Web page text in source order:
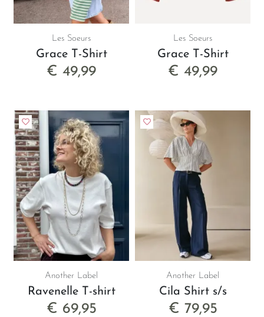
Les Soeurs
Grace T-Shirt
€ 49,99
Les Soeurs
Grace T-Shirt
€ 49,99
Another Label
Ravenelle T-shirt
€ 69,95
Another Label
Cila Shirt s/s
€ 79,95